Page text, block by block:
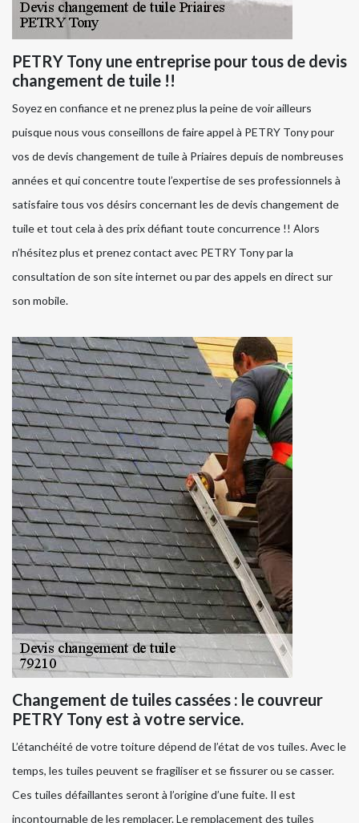
PETRY Tony une entreprise pour tous de devis
changement de tuile !!
Soyez en confiance et ne prenez plus la peine de voir ailleurs
puisque nous vous conseillons de faire appel à PETRY Tony pour
vos de devis changement de tuile à Priaires depuis de nombreuses
années et qui concentre toute l’expertise de ses professionnels à
satisfaire tous vos désirs concernant les de devis changement de
tuile et tout cela à des prix défiant toute concurrence !! Alors
n’hésitez plus et prenez contact avec PETRY Tony par la
consultation de son site internet ou par des appels en direct sur
son mobile.
Changement de tuiles cassées : le couvreur
PETRY Tony est à votre service.
L’étanchéité de votre toiture dépend de l’état de vos tuiles. Avec le
temps, les tuiles peuvent se fragiliser et se fissurer ou se casser.
Ces tuiles défaillantes seront à l’origine d’une fuite. Il est
incontournable de les remplacer. Le remplacement des tuiles